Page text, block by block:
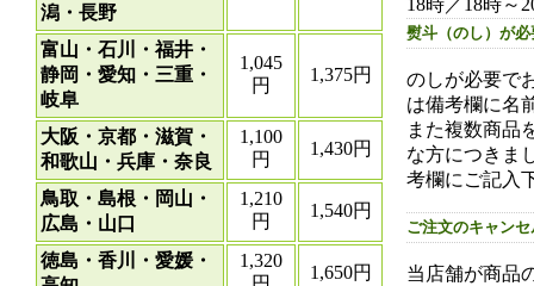
潟・長野
富山・石川・福井・
静岡・愛知・三重・
岐阜
1,045
円
1,375円
大阪・京都・滋賀・
和歌山・兵庫・奈良
1,100
円
1,430円
鳥取・島根・岡山・
広島・山口
1,210
円
1,540円
徳島・香川・愛媛・
1,320
1,650円
熨斗（のし）が
のしが必要で
は備考欄に名
また複数商品
な方につきま
考欄にご記入
ご注文のキャン
当店舗が商品